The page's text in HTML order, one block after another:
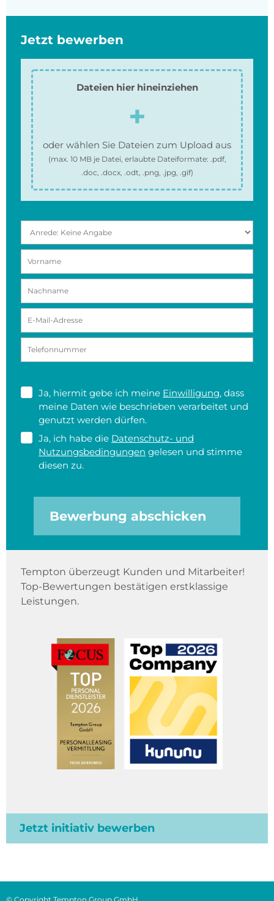
Jetzt bewerben
Dateien hier hineinziehen
oder wählen Sie Dateien zum Upload aus
(max. 10 MBje Datei, erlaubte Dateiformate: .pdf,
.doc, .docx, .odt, .png, .jpg, .gif)
Ja, hiermit gebe ich meine Einwilligung, dass
meine Daten wie beschrieben verarbeitet und
genutzt werden dürfen.
Ja, ich habe die Datenschutz- und
Nutzungsbedingungen gelesen und stimme
diesen zu.
Bewerbung abschicken
Tempton überzeugt Kunden und Mitarbeiter!
Top-Bewertungen bestätigen erstklassige
Leistungen.
Jetzt initiativ bewerben